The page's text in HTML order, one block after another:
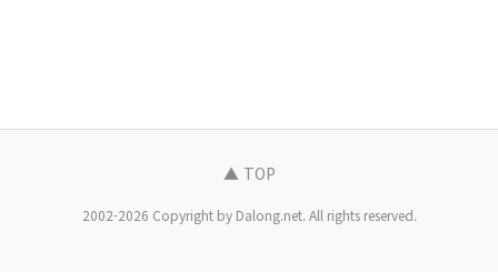
▲ TOP
2002-2026 Copyright by Dalong.net. All rights reserved.